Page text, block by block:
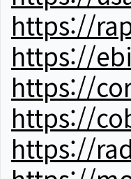
https://
https://
https://
https://
https://